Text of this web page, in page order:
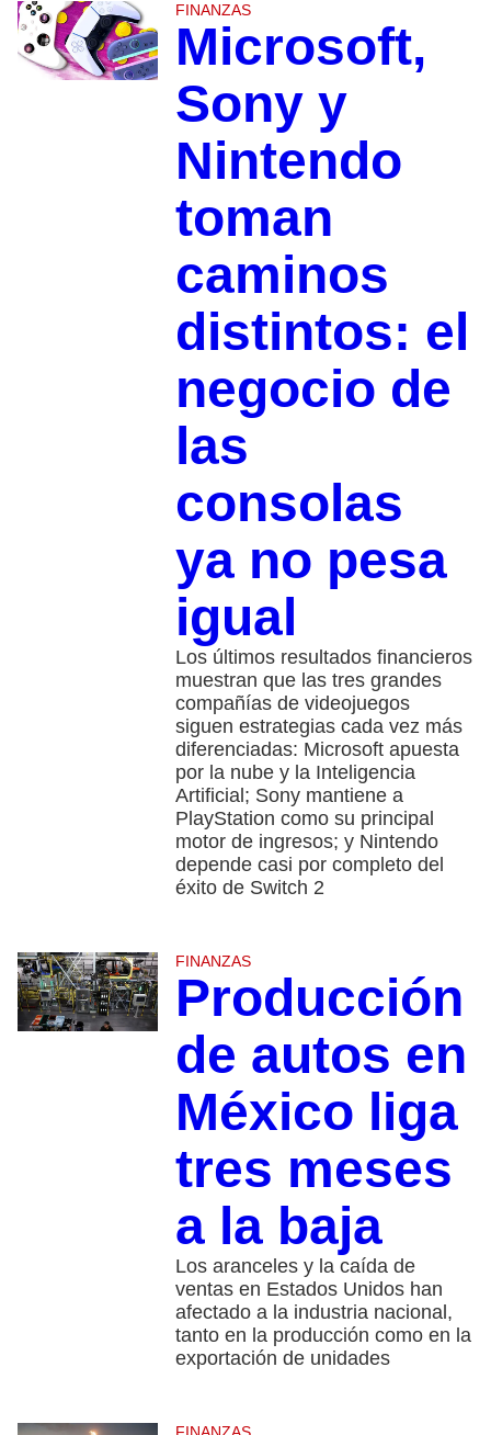
FINANZAS
Microsoft,
Sony y
Nintendo
toman
caminos
distintos: el
negocio de
las
consolas
ya no pesa
igual
Los últimos resultados financieros
muestran que las tres grandes
compañías de videojuegos
siguen estrategias cada vez más
diferenciadas: Microsoft apuesta
por la nube y la Inteligencia
Artificial; Sony mantiene a
PlayStation como su principal
motor de ingresos; y Nintendo
depende casi por completo del
éxito de Switch 2
FINANZAS
Producción
de autos en
México liga
tres meses
a la baja
Los aranceles y la caída de
ventas en Estados Unidos han
afectado a la industria nacional,
tanto en la producción como en la
exportación de unidades